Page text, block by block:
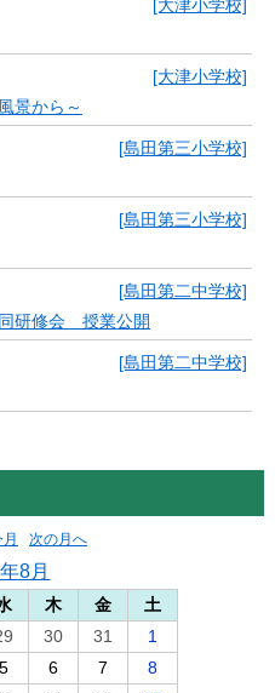
[大津小学校]
[大津小学校]
景から～
[島田第三小学校]
[島田第三小学校]
[島田第二中学校]
研修会 授業公開
[島田第二中学校]
次の月へ
8月
木 金
土
30 31
1
5 6 7
8